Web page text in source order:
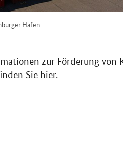
Hafen
zur Förderung von
Sie hier.